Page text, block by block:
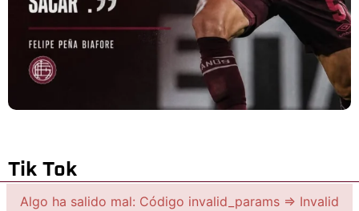
Tik Tok
Algo ha salido mal: Código invalid_params => Invalid